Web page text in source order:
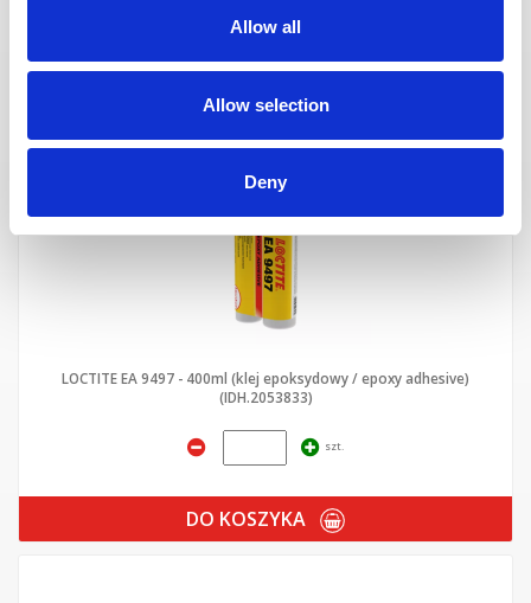
Allow all
Allow selection
Deny
LOCTITE EA 9497 - 400ml (klej epoksydowy / epoxy adhesive)
(IDH.2053833)
szt.
DO KOSZYKA